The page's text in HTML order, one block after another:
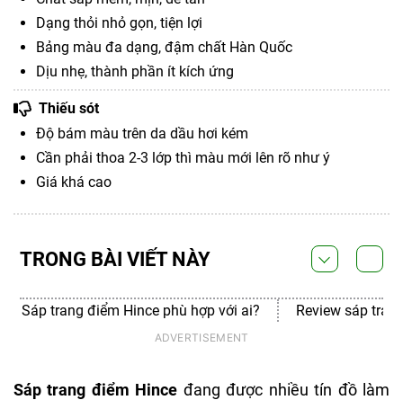
Dạng thỏi nhỏ gọn, tiện lợi
Bảng màu đa dạng, đậm chất Hàn Quốc
Dịu nhẹ, thành phần ít kích ứng
Thiếu sót
Độ bám màu trên da dầu hơi kém
Cần phải thoa 2-3 lớp thì màu mới lên rõ như ý
Giá khá cao
Sáp trang điểm Hince đang được nhiều tín đồ làm
TRONG BÀI VIẾT NÀY
Sáp trang điểm Hince phù hợp với ai? Review sáp